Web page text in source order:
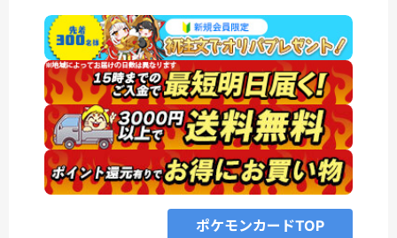
ポケモンカードTOP